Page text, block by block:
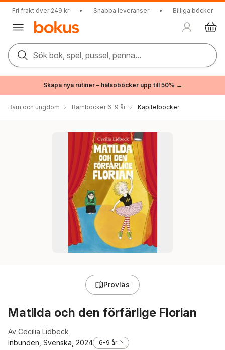
Fri frakt över 249 kr • Snabba leveranser • Billiga böcker
Sök bok, spel, pussel, penna...
Skapa nya rutiner – hälsoböcker upp till 50% →
Barn och ungdom Barnböcker 6-9 år Kapitelböcker
Provläs
Matilda och den förfärlige Florian
Av Cecilia Lidbeck
Inbunden, Svenska, 2024
6-9 år